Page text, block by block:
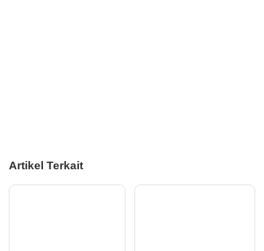
Artikel Terkait